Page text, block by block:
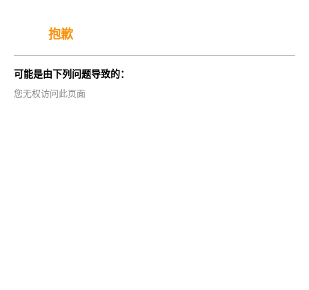
抱歉
可能是由下列问题导致的：
您无权访问此页面